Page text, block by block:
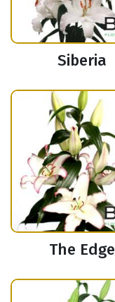
Siberia
The Edge